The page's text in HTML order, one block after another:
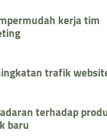
kerja tim
trafik
terhadap
baru